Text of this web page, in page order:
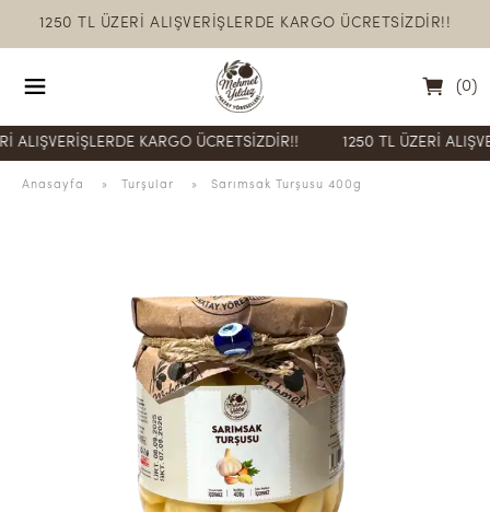
1250 TL ÜZERİ ALIŞVERİŞLERDE KARGO ÜCRETSİZDİR!!
(0)
KARGO ÜCRETSİZDİR!! 1250 TL ÜZERİ
Anasayfa » Turşular » Sarımsak Turşusu 400g